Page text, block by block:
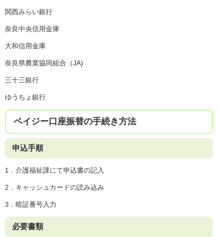
関西みらい銀行
奈良中央信用金庫
大和信用金庫
奈良県農業協同組合（JA)
三十三銀行
ゆうちょ銀行
ペイジー口座振替の手続き方法
申込手順
​1．介護福祉課にて申込書の記入
2．キャッシュカードの読み込み
3．暗証番号入力
必要書類